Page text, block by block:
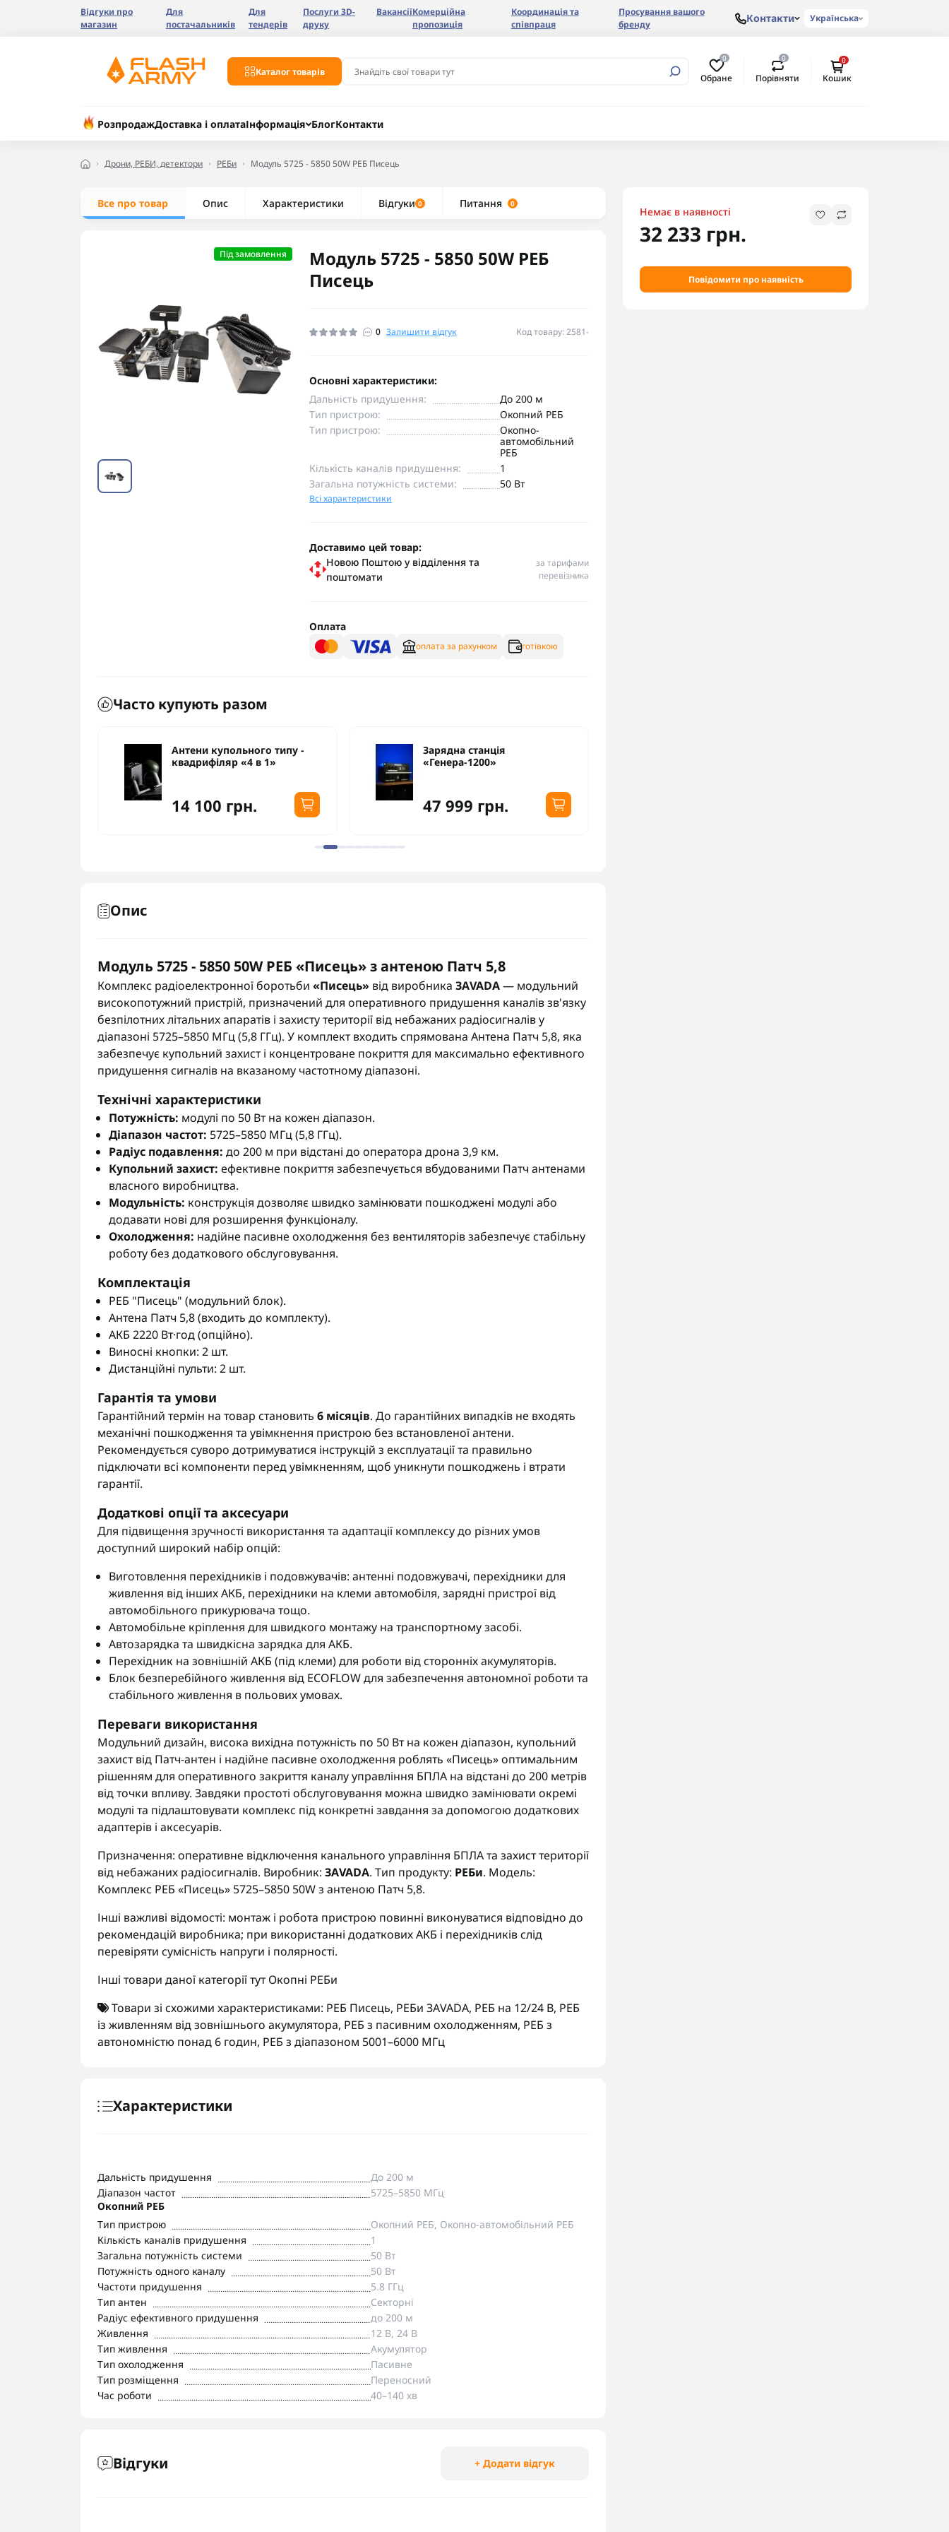
Відгуки про
магазин
Для
постачальників
Для
тендерів
Послуги 3D-
друку
ВакансіїКомерційна
пропозиція
Координація та
співпраця
Просування вашого
бренду
Контакти Українська
Каталог товарів
0
Обране
0
Порівняти
0
Кошик
РозпродажДоставка і оплатаІнформація БлогКонтакти
Дрони, РЕБИ, детектори РЕБи Модуль 5725 - 5850 50W РЕБ Писець
Все про товар Опис Характеристики Відгуки 0 Питання 0
Під замовлення
Модуль 5725 - 5850 50W РЕБ
Писець
0 Залишити відгук Код товару: 2581-
Немає в наявності
32 233 грн.
Повідомити про наявність
Основні характеристики:
Дальність придушення:
До 200 м
Тип пристрою:
Окопний РЕБ
Тип пристрою:
Окопно-
автомобільний
РЕБ
Кількість каналів придушення:
1
Загальна потужність системи:
50 Вт
Всі характеристики
Доставимо цей товар:
Новою Поштою у відділення та
поштомати
за тарифами
перевізника
Оплата
оплата за рахунком готівкою
Часто купують разом
Антени купольного типу -
квадрифіляр «4 в 1»
14 100 грн.
Зарядна станція
«Генера-1200»
47 999 грн.
Опис
Модуль 5725 - 5850 50W РЕБ «Писець» з антеною Патч 5,8
Комплекс радіоелектронної боротьби «Писець» від виробника ЗАVADA— модульний
високопотужний пристрій, призначений для оперативного придушення каналів зв'язку
безпілотних літальних апаратів і захисту території від небажаних радіосигналів у
діапазоні 5725–5850 МГц (5,8 ГГц). У комплект входить спрямована Антена Патч 5,8, яка
забезпечує купольний захист і концентроване покриття для максимально ефективного
придушення сигналів на вказаному частотному діапазоні.
Технічні характеристики
Потужність: модулі по 50 Вт на кожен діапазон.
Діапазон частот: 5725–5850 МГц (5,8 ГГц).
Радіус подавлення: до 200 м при відстані до оператора дрона 3,9 км.
Купольний захист: ефективне покриття забезпечується вбудованими Патч антенами
власного виробництва.
Модульність: конструкція дозволяє швидко замінювати пошкоджені модулі або
додавати нові для розширення функціоналу.
Охолодження: надійне пасивне охолодження без вентиляторів забезпечує стабільну
роботу без додаткового обслуговування.
Комплектація
РЕБ "Писець" (модульний блок).
Антена Патч 5,8 (входить до комплекту).
АКБ 2220 Вт·год (опційно).
Виносні кнопки: 2 шт.
Дистанційні пульти: 2 шт.
Гарантія та умови
Гарантійний термін на товар становить 6 місяців. До гарантійних випадків не входять
механічні пошкодження та увімкнення пристрою без встановленої антени.
Рекомендується суворо дотримуватися інструкцій з експлуатації та правильно
підключати всі компоненти перед увімкненням, щоб уникнути пошкоджень і втрати
гарантії.
Додаткові опції та аксесуари
Для підвищення зручності використання та адаптації комплексу до різних умов
доступний широкий набір опцій:
Виготовлення перехідників і подовжувачів: антенні подовжувачі, перехідники для
живлення від інших АКБ, перехідники на клеми автомобіля, зарядні пристрої від
автомобільного прикурювача тощо.
Автомобільне кріплення для швидкого монтажу на транспортному засобі.
Автозарядка та швидкісна зарядка для АКБ.
Перехідник на зовнішній АКБ (під клеми) для роботи від сторонніх акумуляторів.
Блок безперебійного живлення від ECOFLOW для забезпечення автономної роботи та
стабільного живлення в польових умовах.
Переваги використання
Модульний дизайн, висока вихідна потужність по 50 Вт на кожен діапазон, купольний
захист від Патч-антен і надійне пасивне охолодження роблять «Писець» оптимальним
рішенням для оперативного закриття каналу управління БПЛА на відстані до 200 метрів
від точки впливу. Завдяки простоті обслуговування можна швидко замінювати окремі
модулі та підлаштовувати комплекс під конкретні завдання за допомогою додаткових
адаптерів і аксесуарів.
Призначення: оперативне відключення канального управління БПЛА та захист території
від небажаних радіосигналів. Виробник: ЗАVADA. Тип продукту: РЕБи. Модель:
Комплекс РЕБ «Писець» 5725–5850 50W з антеною Патч 5,8.
Інші важливі відомості: монтаж і робота пристрою повинні виконуватися відповідно до
рекомендацій виробника; при використанні додаткових АКБ і перехідників слід
перевіряти сумісність напруги і полярності.
Інші товари даної категорії тутОкопні РЕБи
Товари зі схожими характеристиками: РЕБ Писець, РЕБи ЗАVADA, РЕБ на 12/24 В, РЕБ
із живленням від зовнішнього акумулятора, РЕБ з пасивним охолодженням, РЕБ з
автономністю понад 6 годин, РЕБ з діапазоном 5001–6000 МГц
Характеристики
Дальність придушення
До 200 м
Діапазон частот
5725–5850 МГц
Окопний РЕБ
Тип пристрою
Окопний РЕБ, Окопно-автомобільний РЕБ
Кількість каналів придушення
1
Загальна потужність системи
50 Вт
Потужність одного каналу
50 Вт
Частоти придушення
5.8 ГГц
Тип антен
Секторні
Радіус ефективного придушення
до 200 м
Живлення
12 В, 24 В
Тип живлення
Акумулятор
Тип охолодження
Пасивне
Тип розміщення
Переносний
Час роботи
40–140 хв
Відгуки + Додати відгук